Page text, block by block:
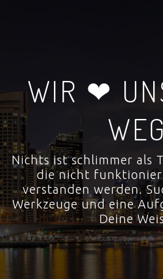
WIR ❤
WEG
Nichts ist schlimmer als
die nicht
verstanden werden.
Werkzeuge und eine
Deine